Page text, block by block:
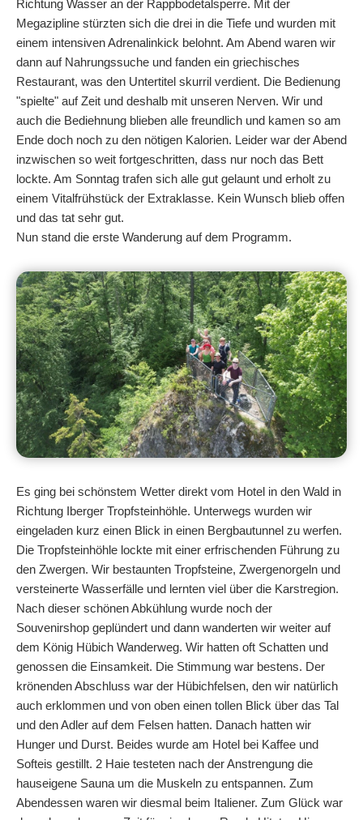
Richtung Wasser an der Rappbodetalsperre. Mit der
Megazipline stürzten sich die drei in die Tiefe und wurden mit
einem intensiven Adrenalinkick belohnt. Am Abend waren wir
dann auf Nahrungssuche und fanden ein griechisches
Restaurant, was den Untertitel skurril verdient. Die Bedienung
"spielte" auf Zeit und deshalb mit unseren Nerven. Wir und
auch die Bediehnung blieben alle freundlich und kamen so am
Ende doch noch zu den nötigen Kalorien. Leider war der Abend
inzwischen so weit fortgeschritten, dass nur noch das Bett
lockte. Am Sonntag trafen sich alle gut gelaunt und erholt zu
einem Vitalfrühstück der Extraklasse. Kein Wunsch blieb offen
und das tat sehr gut.
Nun stand die erste Wanderung auf dem Programm.
Es ging bei schönstem Wetter direkt vom Hotel in den Wald in
Richtung Iberger Tropfsteinhöhle. Unterwegs wurden wir
eingeladen kurz einen Blick in einen Bergbautunnel zu werfen.
Die Tropfsteinhöhle lockte mit einer erfrischenden Führung zu
den Zwergen. Wir bestaunten Tropfsteine, Zwergenorgeln und
versteinerte Wasserfälle und lernten viel über die Karstregion.
Nach dieser schönen Abkühlung wurde noch der
Souvenirshop geplündert und dann wanderten wir weiter auf
dem König Hübich Wanderweg. Wir hatten oft Schatten und
genossen die Einsamkeit. Die Stimmung war bestens. Der
krönenden Abschluss war der Hübichfelsen, den wir natürlich
auch erklommen und von oben einen tollen Blick über das Tal
und den Adler auf dem Felsen hatten. Danach hatten wir
Hunger und Durst. Beides wurde am Hotel bei Kaffee und
Softeis gestillt. 2 Haie testeten nach der Anstrengung die
hauseigene Sauna um die Muskeln zu entspannen. Zum
Abendessen waren wir diesmal beim Italiener. Zum Glück war